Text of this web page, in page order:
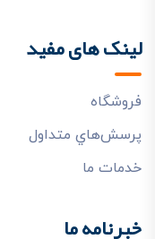
لینک های مفید
فروشگاه
پرسش‌هاي متداول
خدمات ما
خبرنامه ما